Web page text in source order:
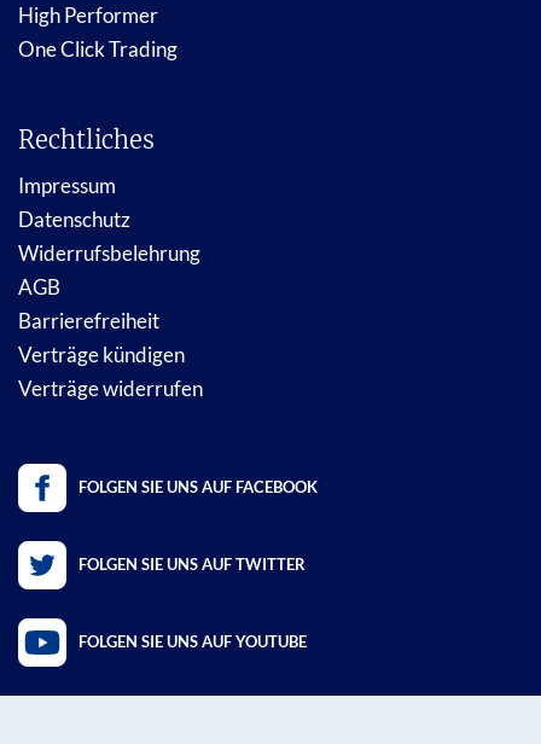
High Performer
One Click Trading
Rechtliches
Impressum
Datenschutz
Widerrufsbelehrung
AGB
Barrierefreiheit
Verträge kündigen
Verträge widerrufen
FOLGEN SIE UNS AUF FACEBOOK
FOLGEN SIE UNS AUF TWITTER
FOLGEN SIE UNS AUF YOUTUBE